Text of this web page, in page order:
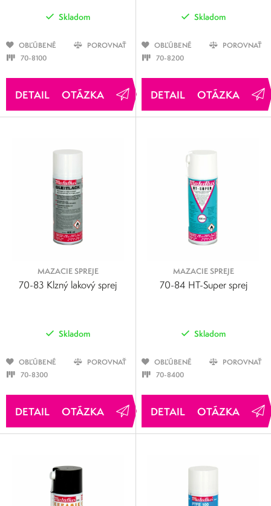
Skladom
OBĽÚBENÉ
POROVNAŤ
70-8100
OTÁZKA
Skladom
OBĽÚBENÉ
POROVNAŤ
70-8200
OTÁZKA
MAZACIE SPREJE
70-83 Klzný lakový sprej
Skladom
OBĽÚBENÉ
POROVNAŤ
70-8300
OTÁZKA
MAZACIE SPREJE
70-84 HT-Super sprej
Skladom
OBĽÚBENÉ
POROVNAŤ
70-8400
OTÁZKA